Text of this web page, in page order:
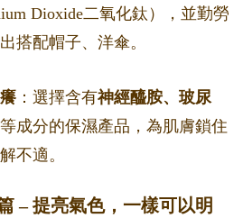
Dioxide二氧化鈦），並勤勞
搭配帽子、洋傘。
：選擇含有神經醯胺、玻尿
等成分的保濕產品，為肌膚鎖住
不適。
– 提亮氣色，一樣可以明